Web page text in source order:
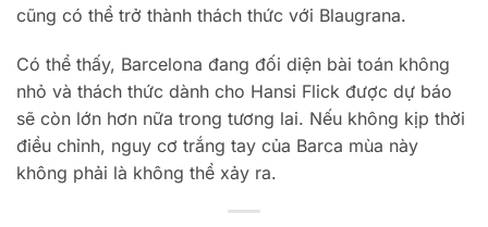
cũng có thể trở thành thách thức với Blaugrana.
Có thể thấy, Barcelona đang đối diện bài toán không
nhỏ và thách thức dành cho Hansi Flick được dự báo
sẽ còn lớn hơn nữa trong tương lai. Nếu không kịp thời
điều chỉnh, nguy cơ trắng tay của Barca mùa này
không phải là không thể xảy ra.